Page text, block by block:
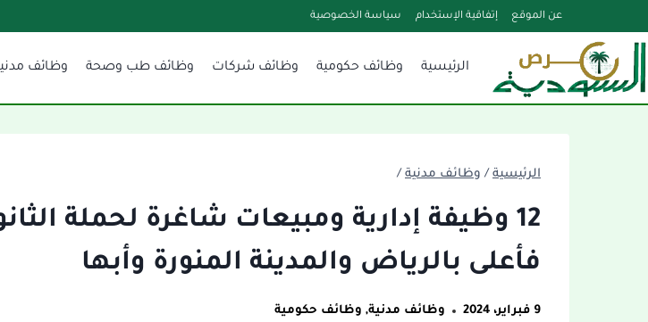
إلى
المحتوى
عن الموقع إتفاقية الإستخدام سياسة الخصوصية
الرئيسية وظائف حكومية وظائف شركات وظائف طب وصحة وظائف
الرئيسية / وظائف مدنية /
12 وظيفة إدارية ومبيعات شاغرة لحملة
فأعلى بالرياض والمدينة المنورة وأبها
9 فبراير، 2024 وظائف مدنية, وظائف حكومية